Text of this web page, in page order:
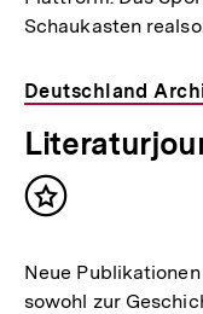
Schaukasten
Deutschland
Inhalt
Neue
sowohl zur